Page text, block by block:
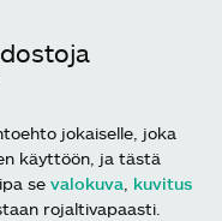
jokaiselle, joka
käyttöön, ja tästä
se valokuva kuvitus
rojaltivapaasti.